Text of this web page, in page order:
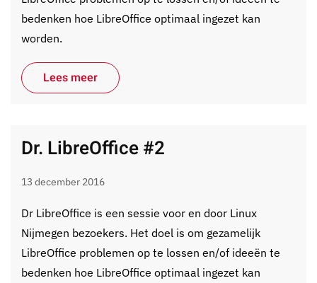
bedenken hoe LibreOffice optimaal ingezet kan
worden.
Lees meer
Dr. LibreOffice #2
13 december 2016
Dr LibreOffice is een sessie voor en door Linux
Nijmegen bezoekers. Het doel is om gezamelijk
LibreOffice problemen op te lossen en/of ideeën te
bedenken hoe LibreOffice optimaal ingezet kan